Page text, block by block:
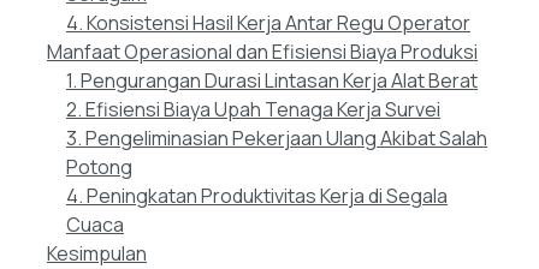
4. Konsistensi Hasil Kerja Antar Regu Operator
Manfaat Operasional dan Efisiensi Biaya Produksi
1. Pengurangan Durasi Lintasan Kerja Alat Berat
2. Efisiensi Biaya Upah Tenaga Kerja Survei
3. Pengeliminasian Pekerjaan Ulang Akibat Salah
Potong
4. Peningkatan Produktivitas Kerja di Segala
Cuaca
Kesimpulan